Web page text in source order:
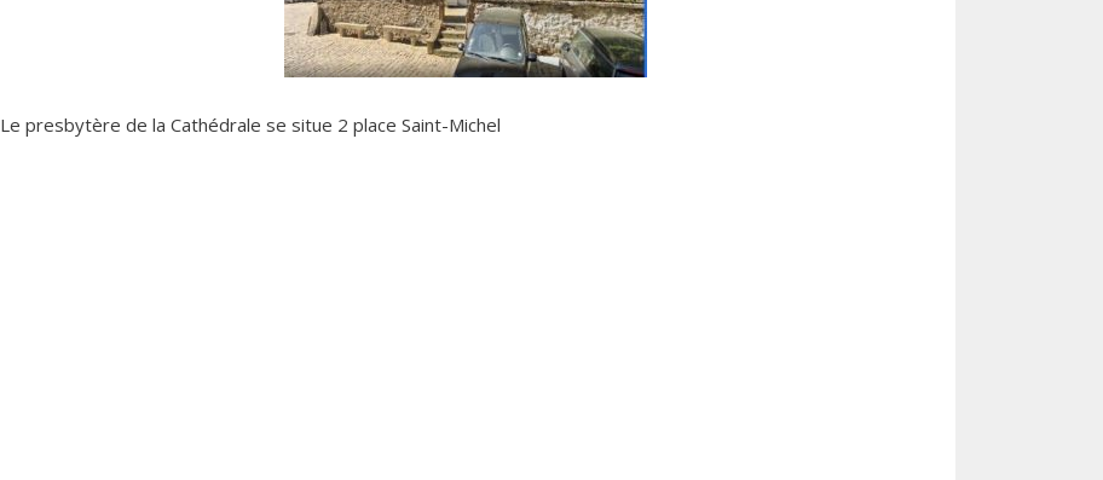
Le presbytère de la Cathédrale se situe 2 place Saint-Michel